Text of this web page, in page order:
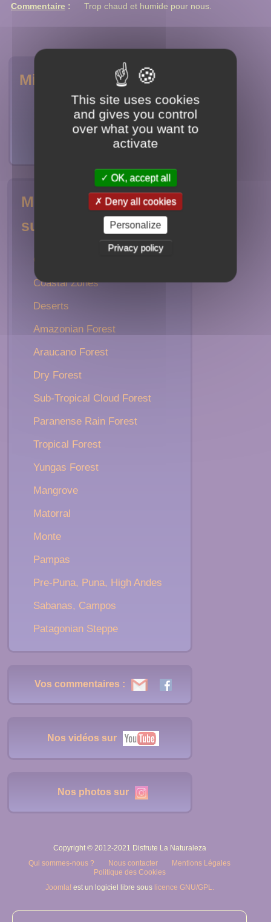
Commentaire : Trop chaud et humide pour nous.
Milieux
Amérique du nord
Amérique du sud
Milieux d'Amérique du
sud
Chaco, Espinal
Coastal Zones
Deserts
Amazonian Forest
Araucano Forest
Dry Forest
Sub-Tropical Cloud Forest
Paranense Rain Forest
Tropical Forest
Yungas Forest
Mangrove
Matorral
Monte
Pampas
Pre-Puna, Puna, High Andes
Sabanas, Campos
Patagonian Steppe
Vos commentaires :
Nos vidéos sur
Nos photos sur
Copyright © 2012-2021 Disfrute La Naturaleza
Qui sommes-nous ?
Nous contacter
Mentions Légales
Politique des Cookies
Joomla! est un logiciel libre sous licence GNU/GPL.
This site uses cookies
and gives you control
over what you want to
activate
OK, accept all
Deny all cookies
Personalize
Privacy policy